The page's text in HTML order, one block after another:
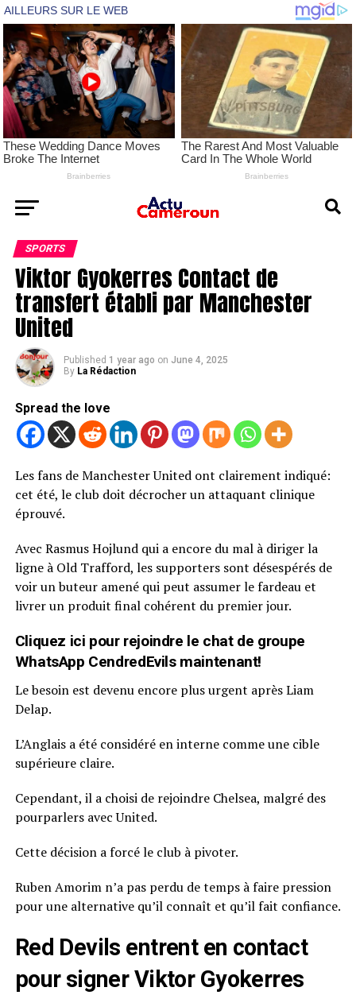
SPORTS
Viktor Gyokerres Contact de
transfert établi par Manchester
United
Published 1 year ago on June 4, 2025
By La Rédaction
Spread the love
Les fans de Manchester United ont clairement indiqué:
cet été, le club doit décrocher un attaquant clinique
éprouvé.
Avec Rasmus Hojlund qui a encore du mal à diriger la
ligne à Old Trafford, les supporters sont désespérés de
voir un buteur amené qui peut assumer le fardeau et
livrer un produit final cohérent du premier jour.
Cliquez ici pour rejoindre le chat de groupe
WhatsApp CendredEvils maintenant!
Le besoin est devenu encore plus urgent après Liam
Delap.
L’Anglais a été considéré en interne comme une cible
supérieure claire.
Cependant, il a choisi de rejoindre Chelsea, malgré des
pourparlers avec United.
Cette décision a forcé le club à pivoter.
Ruben Amorim n’a pas perdu de temps à faire pression
pour une alternative qu’il connaît et qu’il fait confiance.
Red Devils entrent en contact
pour signer Viktor Gyokerres